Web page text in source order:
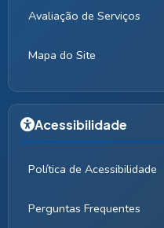
Avaliação de Serviços
Mapa do Site
Acessibilidade
Política de Acessibilidade
Perguntas Frequentes